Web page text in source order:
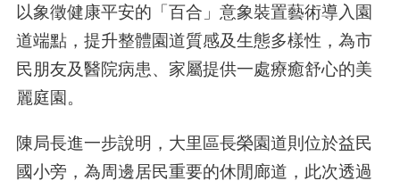
以象徵健康平安的「百合」意象裝置藝術導入園
道端點，提升整體園道質感及生態多樣性，為市
民朋友及醫院病患、家屬提供一處療癒舒心的美
麗庭園。
陳局長進一步說明，大里區長榮園道則位於益民
國小旁，為周邊居民重要的休閒廊道，此次透過